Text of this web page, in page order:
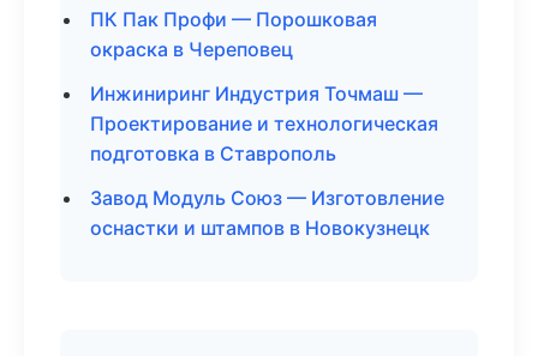
ПК Пак Профи — Порошковая
окраска в Череповец
Инжиниринг Индустрия Точмаш —
Проектирование и технологическая
подготовка в Ставрополь
Завод Модуль Союз — Изготовление
оснастки и штампов в Новокузнецк